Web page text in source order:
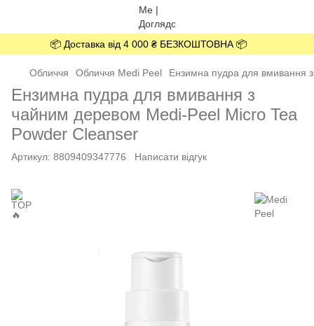
📦 Доставка від 4 000 ₴ БЕЗКОШТОВНА 📦
Обличчя Обличчя Medi Peel Ензимна пудра для вмивання
Ензимна пудра для вмивання з
чайним деревом Medi-Peel Micro Tea
Powder Cleanser
Артикул: 8809409347776 Написати відгук